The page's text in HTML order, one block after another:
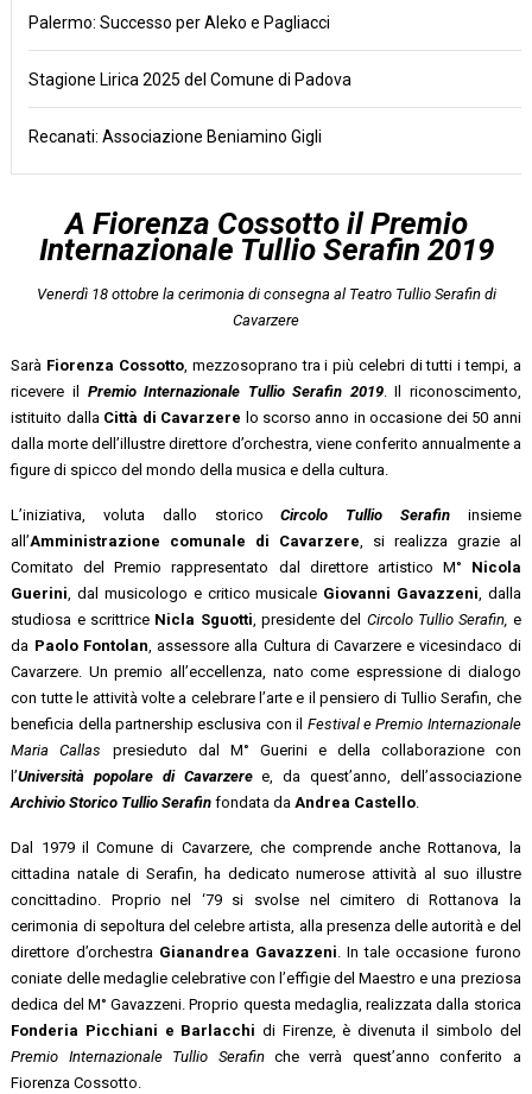
Palermo: Successo per Aleko e Pagliacci
Stagione Lirica 2025 del Comune di Padova
Recanati: Associazione Beniamino Gigli
A Fiorenza Cossotto il Premio
Internazionale Tullio Serafin 2019
Venerdì 18 ottobre la cerimonia di consegna al Teatro Tullio Serafin di
Cavarzere
Sarà Fiorenza Cossotto, mezzosoprano tra i più celebri di tutti i tempi, a
ricevere il Premio Internazionale Tullio Serafin 2019. Il riconoscimento,
istituito dalla Città di Cavarzere lo scorso anno in occasione dei 50 anni
dalla morte dell’illustre direttore d’orchestra, viene conferito annualmente a
figure di spicco del mondo della musica e della cultura.
L’iniziativa, voluta dallo storicoCircolo Tullio Serafin insieme
all’Amministrazione comunale di Cavarzere, si realizza grazie al
Comitato del Premio rappresentato dal direttore artistico M° Nicola
Guerini, dal musicologo e critico musicale Giovanni Gavazzeni, dalla
studiosa e scrittrice Nicla Sguotti, presidente del Circolo Tullio Serafin, e
da Paolo Fontolan, assessore alla Cultura di Cavarzere e vicesindaco di
Cavarzere. Un premio all’eccellenza, nato come espressione di dialogo
con tutte le attività volte a celebrare l’arte e il pensiero di Tullio Serafin, che
beneficia della partnership esclusiva con il Festival e Premio Internazionale
Maria Callas presieduto dal M° Guerini e della collaborazione con
l’Università popolare di Cavarzeree, da quest’anno, dell’associazione
Archivio Storico Tullio Serafin fondata daAndrea Castello.
Dal 1979 il Comune di Cavarzere, che comprende anche Rottanova, la
cittadina natale di Serafin, ha dedicato numerose attività al suo illustre
concittadino. Proprio nel ‘79 si svolse nel cimitero di Rottanova la
cerimonia di sepoltura del celebre artista, alla presenza delle autorità e del
direttore d’orchestra Gianandrea Gavazzeni. In tale occasione furono
coniate delle medaglie celebrative con l’effigie del Maestro e una preziosa
dedica del M° Gavazzeni. Proprio questa medaglia, realizzata dalla storica
Fonderia Picchiani e Barlacchi di Firenze, è divenuta il simbolo del
Premio Internazionale Tullio Serafinche verrà quest’anno conferito a
Fiorenza Cossotto.